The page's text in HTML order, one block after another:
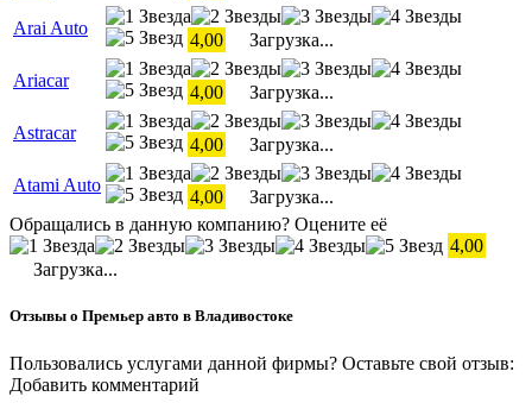
Arai Auto
4,00
Загрузка...
Ariacar
4,00
Загрузка...
Astracar
4,00
Загрузка...
Atami Auto
4,00
Загрузка...
Обращались в данную компанию? Оцените её
4,00
Загрузка...
Отзывы о Премьер авто в Владивостоке
Пользовались услугами данной фирмы? Оставьте свой отзыв:
Добавить комментарий